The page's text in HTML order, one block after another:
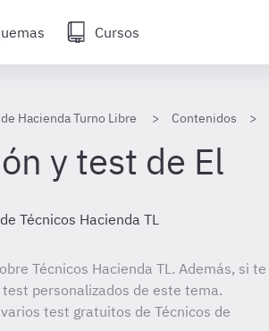
Cursos
Hacienda Turno Libre Contenidos
y test de El
de Técnicos Hacienda TL
Técnicos Hacienda TL. Además, si te
personalizados de este tema.
test gratuitos de Técnicos de